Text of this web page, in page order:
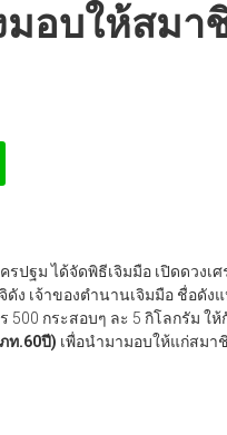
มอบให้สม
ปฐม ได้จัดพิธีเจิมมือ เปิดดวงเ
จิดัง เจ้าของตำนานเจิมมือ ชื่อดัง
กระสอบๆ ละ 5 กิโลกรัม ให้
ท.60ปี) เพื่อนำมามอบให้แก่สม